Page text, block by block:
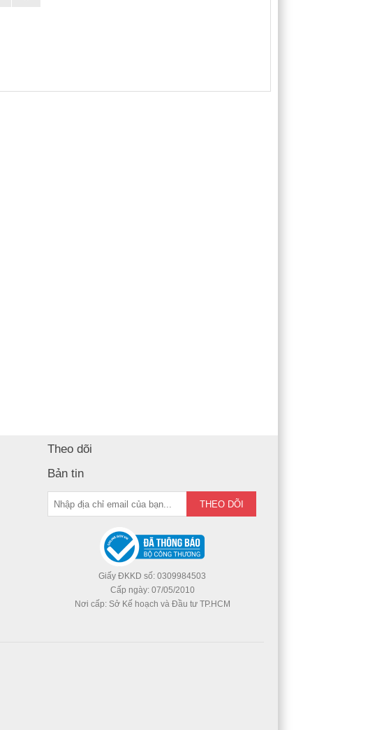
Theo dõi
Bản tin
Giấy ĐKKD số: 0309984503
Cấp ngày: 07/05/2010
Nơi cấp: Sở Kế hoạch và Đầu tư TP.HCM